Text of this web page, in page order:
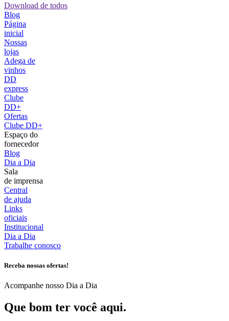
Download de todos
Blog
Página
inicial
Nossas
lojas
Adega de
vinhos
DD
express
Clube
DD+
Ofertas
Clube DD+
Espaço do
fornecedor
Blog
Dia a Dia
Sala
de imprensa
Central
de ajuda
Links
oficiais
Institucional
Dia a Dia
Trabalhe conosco
Receba nossas ofertas!
Acompanhe nosso Dia a Dia
Que bom ter você aqui.